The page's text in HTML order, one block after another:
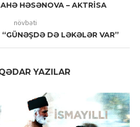
HƏSƏNOVA – AKTRİSA
növbəti
“GÜNƏŞDƏ DƏ LƏKƏLƏR VAR”
YAZILAR